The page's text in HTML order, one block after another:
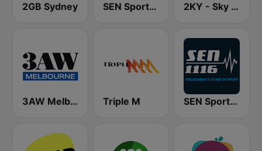
2GB Sydney SEN Sports 1170 Sydney 2KY - Sky Sports Radio
3AW Melbourne Triple M SEN Sports 1116 AM